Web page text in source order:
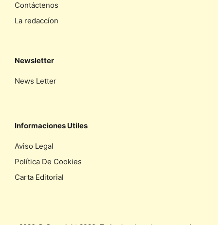
Contáctenos
La redaccíon
Newsletter
News Letter
Informaciones Utiles
Aviso Legal
Política De Cookies
Carta Editorial